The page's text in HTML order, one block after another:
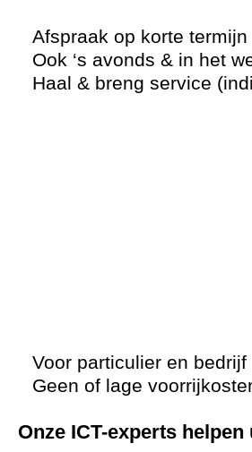
Afspraak op korte termijn
Ook ‘s avonds & in het
Haal & breng service
Voor particulier en bedrijf
Geen of lage
Onze ICT-experts helpen